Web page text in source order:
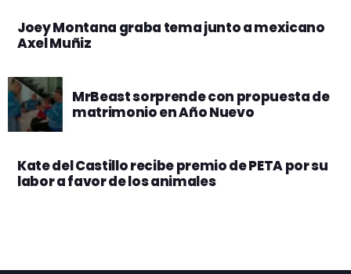
Joey Montana graba tema junto a mexicano
Axel Muñiz
MrBeast sorprende con propuesta de
matrimonio en Año Nuevo
Kate del Castillo recibe premio de PETA por su
labor a favor de los animales